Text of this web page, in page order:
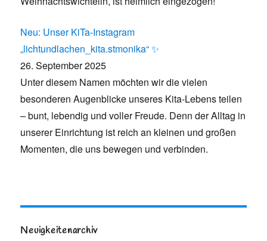
Neu: Unser KiTa-Instagram
„lichtundlachen_kita.stmonika“ ✨
26. September 2025
Unter diesem Namen möchten wir die vielen
besonderen Augenblicke unseres Kita-Lebens teilen
– bunt, lebendig und voller Freude. Denn der Alltag in
unserer Einrichtung ist reich an kleinen und großen
Momenten, die uns bewegen und verbinden.
Neuigkeitenarchiv